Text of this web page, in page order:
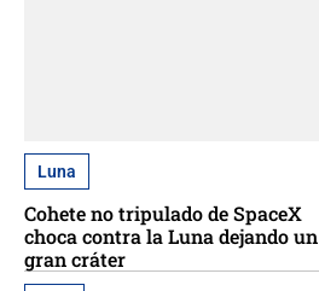
Luna
Cohete no tripulado de SpaceX
choca contra la Luna dejando un
gran cráter